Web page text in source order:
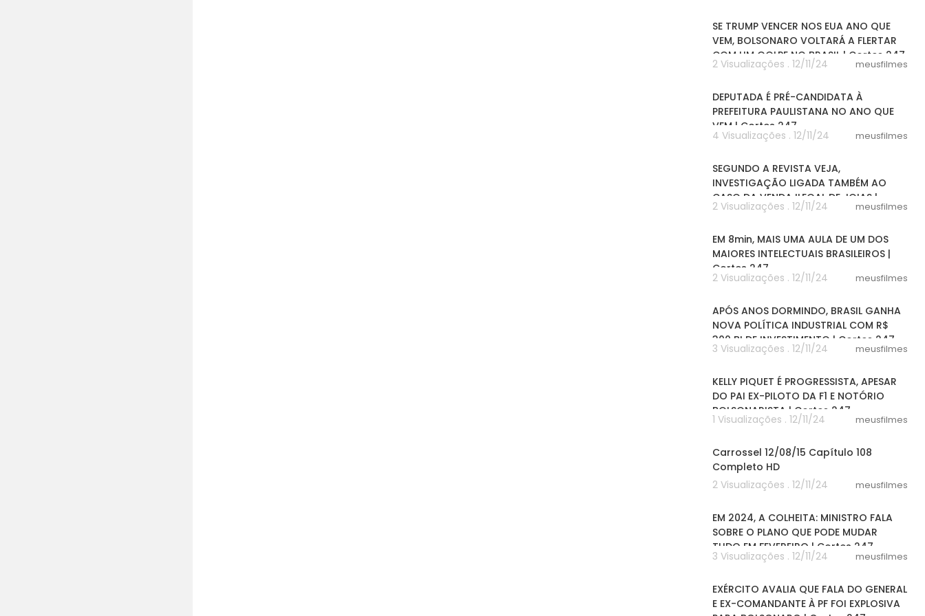
SE TRUMP VENCER NOS EUA ANO QUE
VEM, BOLSONARO VOLTARÁ A FLERTAR
COM UM GOLPE NO BRASIL | Cortes 247
2 Visualizações . 12/11/24 meusfilmes
DEPUTADA É PRÉ-CANDIDATA À
PREFEITURA PAULISTANA NO ANO QUE
VEM | Cortes 247
4 Visualizações . 12/11/24 meusfilmes
SEGUNDO A REVISTA VEJA,
INVESTIGAÇÃO LIGADA TAMBÉM AO
CASO DA VENDA ILEGAL DE JOIAS |
Cortes 247
2 Visualizações . 12/11/24 meusfilmes
EM 8min, MAIS UMA AULA DE UM DOS
MAIORES INTELECTUAIS BRASILEIROS |
Cortes 247
2 Visualizações . 12/11/24 meusfilmes
APÓS ANOS DORMINDO, BRASIL GANHA
NOVA POLÍTICA INDUSTRIAL COM R$
300 BI DE INVESTIMENTO | Cortes 247
3 Visualizações . 12/11/24 meusfilmes
KELLY PIQUET É PROGRESSISTA, APESAR
DO PAI EX-PILOTO DA F1 E NOTÓRIO
BOLSONARISTA | Cortes 247
1 Visualizações . 12/11/24 meusfilmes
Carrossel 12/08/15 Capítulo 108
Completo HD
2 Visualizações . 12/11/24
meusfilmes
EM 2024, A COLHEITA: MINISTRO FALA
SOBRE O PLANO QUE PODE MUDAR
TUDO EM FEVEREIRO | Cortes 247
3 Visualizações . 12/11/24 meusfilmes
EXÉRCITO AVALIA QUE FALA DO GENERAL
E EX-COMANDANTE À PF FOI EXPLOSIVA